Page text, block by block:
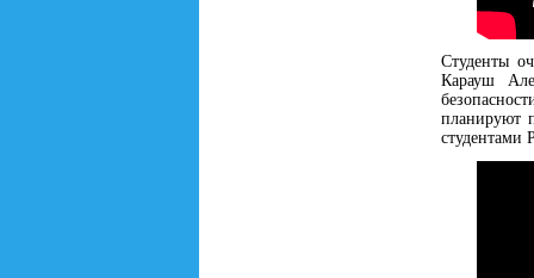
Студенты
Карауш
планируют